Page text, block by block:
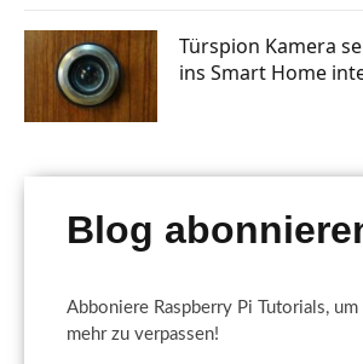
Türspion Kamera
ins Smart Home
Blog
Abboniere Raspberry Pi Tutorials, um
mehr zu verpassen!